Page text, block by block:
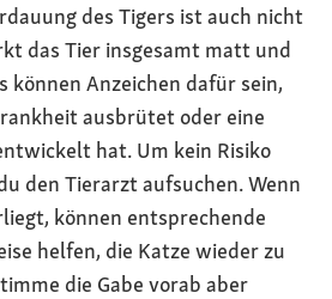
des Tigers ist auch nicht
das Tier insgesamt matt und
können Anzeichen dafür sein,
ausbrütet oder eine
hat. Um kein Risiko
den Tierarzt aufsuchen. Wenn
können entsprechende
helfen, die Katze wieder zu
die Gabe vorab aber